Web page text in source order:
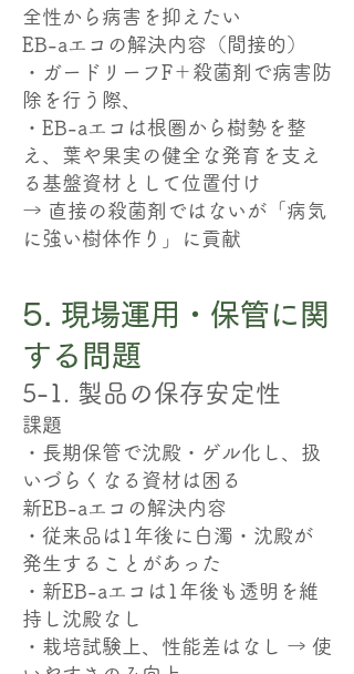
全性から病害を抑えたい
EB-aエコの解決内容（間接的）
・ガードリーフF＋殺菌剤で病害防
除を行う際、
・EB-aエコは根圏から樹勢を整
え、葉や果実の健全な発育を支え
る基盤資材として位置付け
→ 直接の殺菌剤ではないが「病気
に強い樹体作り」に貢献
5. 現場運用・保管に関
する問題
5-1. 製品の保存安定性
課題
・長期保管で沈殿・ゲル化し、扱
いづらくなる資材は困る
新EB-aエコの解決内容
・従来品は1年後に白濁・沈殿が
発生することがあった
・新EB-aエコは1年後も透明を維
持し沈殿なし
・栽培試験上、性能差はなし → 使